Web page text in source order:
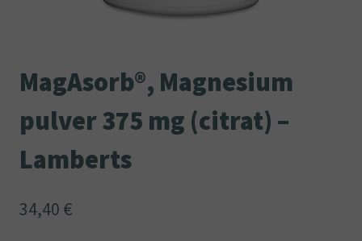
MagAsorb®, Magnesium
pulver 375 mg (citrat) –
Lamberts
34,40 €